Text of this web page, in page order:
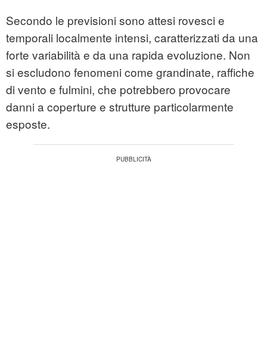
Secondo le previsioni sono attesi rovesci e
temporali localmente intensi, caratterizzati da una
forte variabilità e da una rapida evoluzione. Non
si escludono fenomeni come grandinate, raffiche
di vento e fulmini, che potrebbero provocare
danni a coperture e strutture particolarmente
esposte.